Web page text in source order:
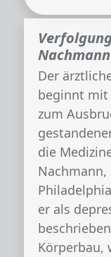
Nach­mann
Der
beginnt mit
zum
die
Nachmann,
er als
Körperbau,